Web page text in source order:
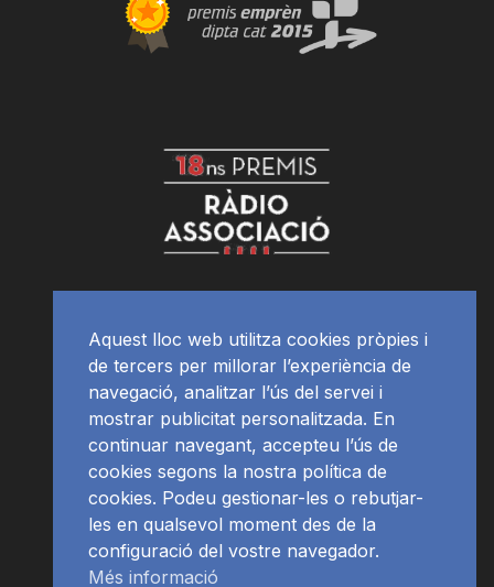
Aquest lloc web utilitza cookies pròpies i
de tercers per millorar l’experiència de
navegació, analitzar l’ús del servei i
mostrar publicitat personalitzada. En
continuar navegant, accepteu l’ús de
cookies segons la nostra política de
cookies. Podeu gestionar-les o rebutjar-
les en qualsevol moment des de la
configuració del vostre navegador.
Més informació